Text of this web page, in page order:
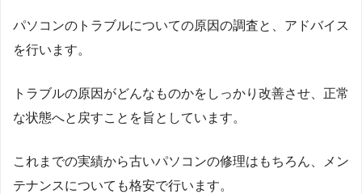
パソコンのトラブルについての原因の調査と、アドバイス
を行います。
トラブルの原因がどんなものかをしっかり改善させ、正常
な状態へと戻すことを旨としています。
これまでの実績から古いパソコンの修理はもちろん、メン
テナンスについても格安で行います。